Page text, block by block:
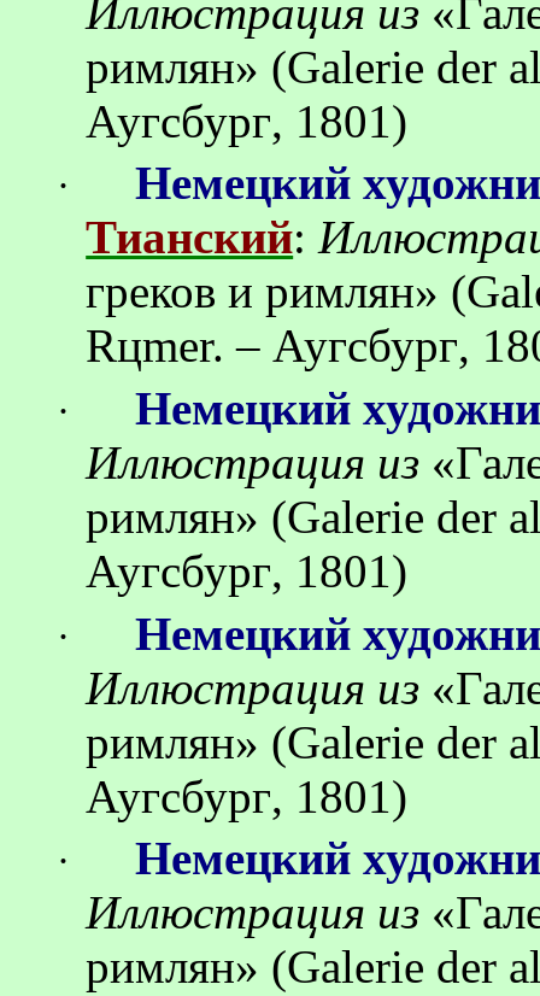
Иллюстрация из «
римлян» (Galerie der
Аугсбург, 1801)
·
Немецкий
Тианский:
греков и римлян»
Rцmer. – Аугсбург,
·
Немецкий
Иллюстрация из «
римлян» (Galerie der
Аугсбург, 1801)
·
Немецкий
Иллюстрация из «
римлян» (Galerie der
Аугсбург, 1801)
·
Немецкий
Иллюстрация из «
римлян» (Galerie der